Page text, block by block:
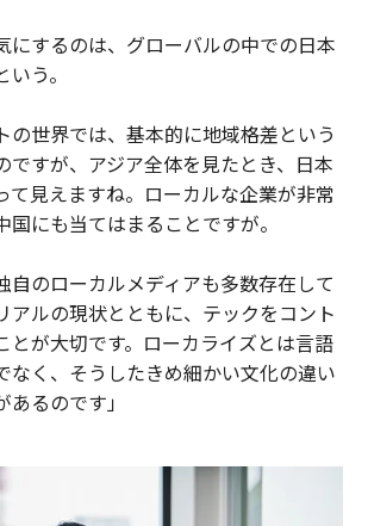
にするのは、グローバルの中での日本
う。
の世界では、基本的に地域格差という
ですが、アジア全体を見たとき、日本
て見えますね。ローカルな企業が非常
国にも当てはまることですが。
自のローカルメディアも多数存在して
アルの現状とともに、テックをコント
とが大切です。ローカライズとは言語
なく、そうしたきめ細かい文化の違い
るのです」